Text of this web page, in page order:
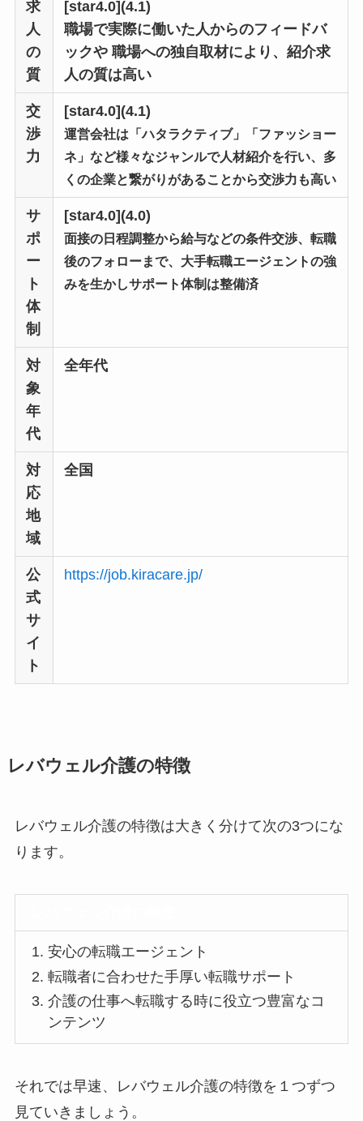
求
人
の
質
[star4.0](4.1)
職場で実際に働いた人からのフィードバ
ックや 職場への独自取材により、紹介求
人の質は高い
交
渉
力
[star4.0](4.1)
運営会社は「ハタラクティブ」「ファッショー
ネ」など様々なジャンルで人材紹介を行い、多
くの企業と繋がりがあることから交渉力も高い
サ
ポ
ー
ト
体
制
[star4.0](4.0)
面接の日程調整から給与などの条件交渉、転職
後のフォローまで、大手転職エージェントの強
みを生かしサポート体制は整備済
対
象
年
代
全年代
対
応
地
域
全国
公
式
サ
イ
ト
https://job.kiracare.jp/
レバウェル介護の特徴
レバウェル介護の特徴は大きく分けて次の3つにな
ります。
安心の転職エージェント
転職者に合わせた手厚い転職サポート
介護の仕事へ転職する時に役立つ豊富なコ
ンテンツ
それでは早速、レバウェル介護の特徴を１つずつ
見ていきましょう。